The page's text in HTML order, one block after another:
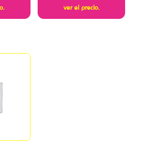
ver el precio.